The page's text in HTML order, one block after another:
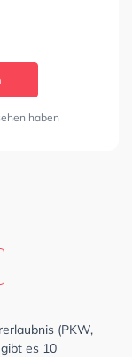
haben
(PKW,
es 10